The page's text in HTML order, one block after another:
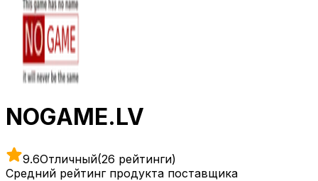
NOGAME.LV
9.6Отличный(26 рейтинги)
Средний рейтинг продукта поставщика